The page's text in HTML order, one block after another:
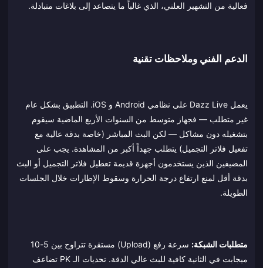
فعالية من التشهير العلني، الذي غالباً ما يتصاعد إلى بلاغات متبادلة.
الدعم الفني وملاحظات تقنية
يعمل Dazz Live على نظامي Android و iOS. التطبيق بشكل عام
غير متطلب — فجهاز متوسط من السنوات الأربع الماضية سيقوم
بتشغيله دون مشاكل — لكن البث المباشر (خاصة بدقة عالية مع
تفعيل فلاتر التجميل) يتطلب جهداً أكبر من المشاهدة. يجب على
المضيفين الذين يستخدمون أجهزة قديمة تعطيل فلاتر التجميل أو البث
بدقة أقل لمنع ارتفاع درجة الحرارة وسقوط الإطارات خلال الجلسات
الطويلة.
متطلبات الشبكة:
سرعة رفع (Upload) مستقرة تتراوح بين 5-10
ميجابت في الثانية كافية للبث عالي الدقة. تحديات الـ PK تضاعف